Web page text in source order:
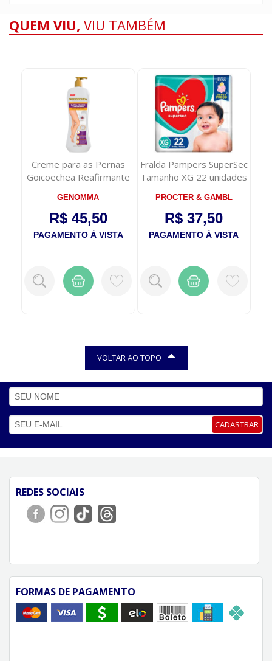
QUEM VIU, VIU TAMBÉM
Creme para as Pernas
Goicoechea Reafirmante
GENOMMA
R$ 45,50
PAGAMENTO À VISTA
Fralda Pampers SuperSec
Tamanho XG 22 unidades
PROCTER & GAMBL
R$ 37,50
PAGAMENTO À VISTA
VOLTAR AO TOPO
CADASTRAR
REDES SOCIAIS
FORMAS DE PAGAMENTO